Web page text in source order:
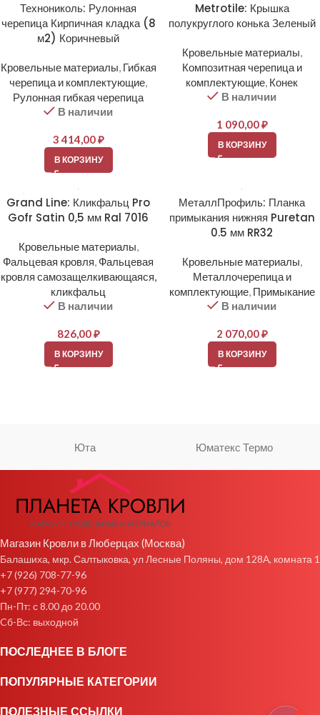
Технониколь: Рулонная
черепица Кирпичная кладка (8
м2) Коричневый
Кровельные материалы, Гибкая
черепица и комплектующие,
Рулонная гибкая черепица
В наличии
3 414,00₽
В КОРЗИНУ
Metrotile: Крышка
полукруглого конька Зеленый
Кровельные материалы,
Композитная черепица и
комплектующие, Конек
В наличии
1 090,00₽
В КОРЗИНУ
Grand Line: Кликфальц Pro
Gofr Satin 0,5 мм Ral 7016
Кровельные материалы,
Фальцевая кровля, Фальцевая
кровля самозащелкивающаяся,
кликфальц
В наличии
826,00₽
В КОРЗИНУ
МеталлПрофиль: Планка
примыкания нижняя Puretan
0.5 мм RR32
Кровельные материалы,
Металлочерепица и
комплектующие, Примыкание
В наличии
2 070,00₽
В КОРЗИНУ
Юта Юматекс Термо
Магазин Кровли в Люберцах (Москва)
Балашиха, мкр. Салтыковка, ул Лесные Поляны, дом 128А, комната 1
+7 (926) 708-77-96
+7 (977) 294-70-96
Пн-Пт: с 8.00 до 20.00
Cб-Вс: выходной
ПОСЛЕДНЕЕ В БЛОГЕ
ПОПУЛЯРНЫЕ КАТЕГОРИИ